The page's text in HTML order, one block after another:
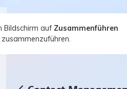
Bildschirm auf Zusammenführen